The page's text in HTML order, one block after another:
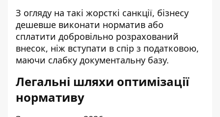
З огляду на такі жорсткі санкції, бізнесу
дешевше виконати норматив або
сплатити добровільно розрахований
внесок, ніж вступати в спір з податковою,
маючи слабку документальну базу.
Легальні шляхи оптимізації
нормативу